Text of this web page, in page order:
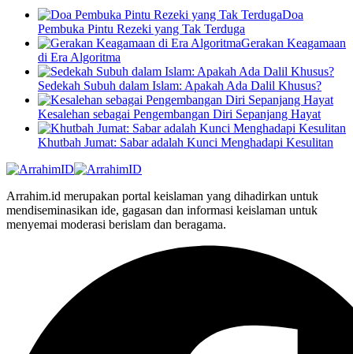
Doa
Pembuka Pintu Rezeki yang Tak Terduga
Gerakan Keagamaan
di Era Algoritma
Sedekah Subuh dalam Islam: Apakah Ada Dalil Khusus?
Kesalehan sebagai Pengembangan Diri Sepanjang Hayat
Khutbah Jumat: Sabar adalah Kunci Menghadapi Kesulitan
Arrahim.id merupakan portal keislaman yang dihadirkan untuk
mendiseminasikan ide, gagasan dan informasi keislaman untuk
menyemai moderasi berislam dan beragama.